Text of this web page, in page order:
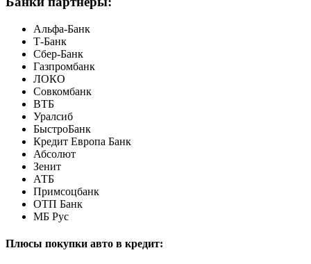
Альфа-Банк
Т-Банк
Сбер-Банк
Газпромбанк
ЛОКО
Совкомбанк
ВТБ
Уралсиб
БыстроБанк
Кредит Европа Банк
Абсолют
Зенит
АТБ
Примсоцбанк
ОТП Банк
МБ Рус
Плюсы покупки авто в кредит: